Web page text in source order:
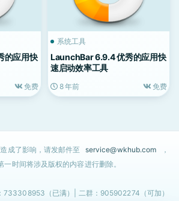
的应用快
免费
系统工具
LaunchBar 6.9.4 优秀的应用快
速启动效率工具
8 年前 免费
成了影响，请发邮件至 service@wkhub.com
，
一时间将涉及版权的内容进行删除。
733308953（已满）| 二群：905902274（可加）